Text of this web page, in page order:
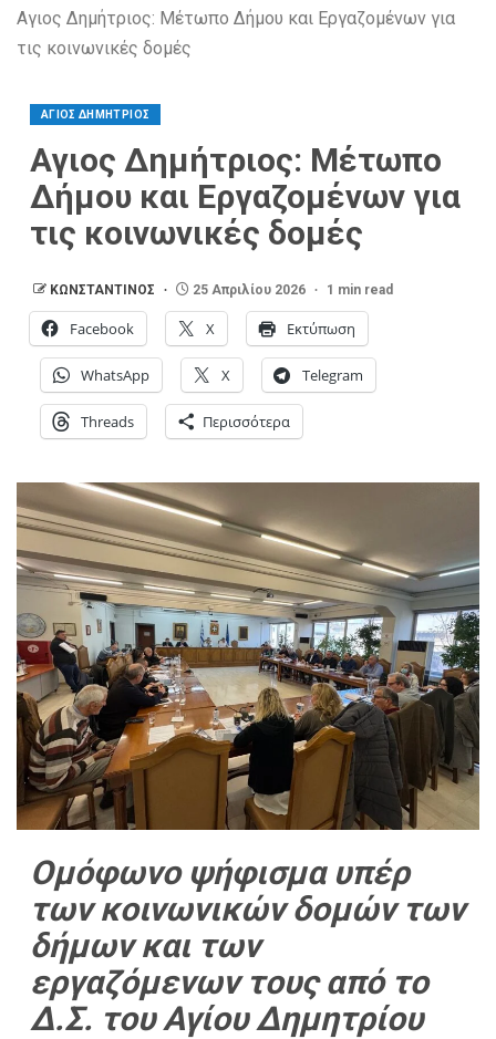
Αγιος Δημήτριος: Μέτωπο Δήμου και Εργαζομένων για
τις κοινωνικές δομές
ΑΓΙΟΣ ΔΗΜΗΤΡΙΟΣ
Αγιος Δημήτριος: Μέτωπο
Δήμου και Εργαζομένων για
τις κοινωνικές δομές
ΚΩΝΣΤΑΝΤΙΝΟΣ 25 Απριλίου 2026 1 min read
Facebook X Εκτύπωση
WhatsApp X Telegram
Threads Περισσότερα
Ομόφωνo ψήφισμα υπέρ
των κοινωνικών δομών των
δήμων και των
εργαζόμενων τους από το
Δ.Σ. του Αγίου Δημητρίου